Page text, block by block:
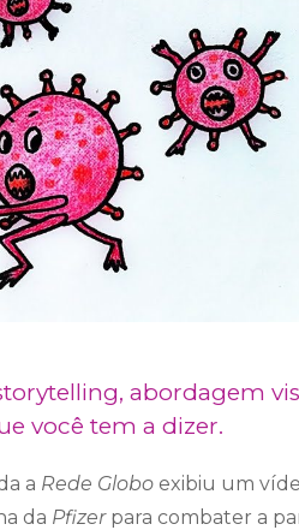
abordagem
você tem a dizer.
a Rede Globo exibiu um
da Pfizer para combater a